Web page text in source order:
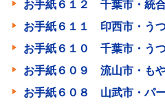
お手紙６１２ 千葉市・統
お手紙６１１ 印西市・う
お手紙６１０ 千葉市・う
お手紙６０９ 流山市・も
お手紙６０８ 山武市・パ